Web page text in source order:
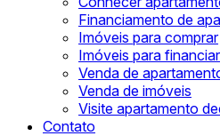
Financiamento de
Imóveis para comprar
Imóveis para financiar
Venda de
Venda de imóveis
Visite apartamento
Contato